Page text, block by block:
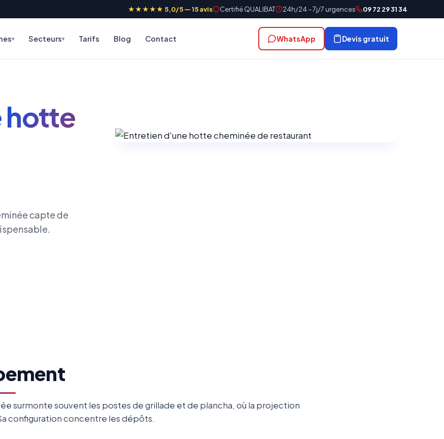
★★★★★ 5,0/5 — 15 avis Certifié QUALIBAT 24h/24 – 7j/7 urgences 09 72 29 31 34
Secteurs Tarifs Blog Contact WhatsApp Devis gratuit
hotte
capte de
surmonte souvent les postes de grillade et de plancha, où la projection
configuration concentre les dépôts.